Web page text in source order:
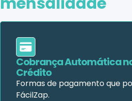
Cobrança Automática
Crédito
Formas de pagamento que
FácilZap.